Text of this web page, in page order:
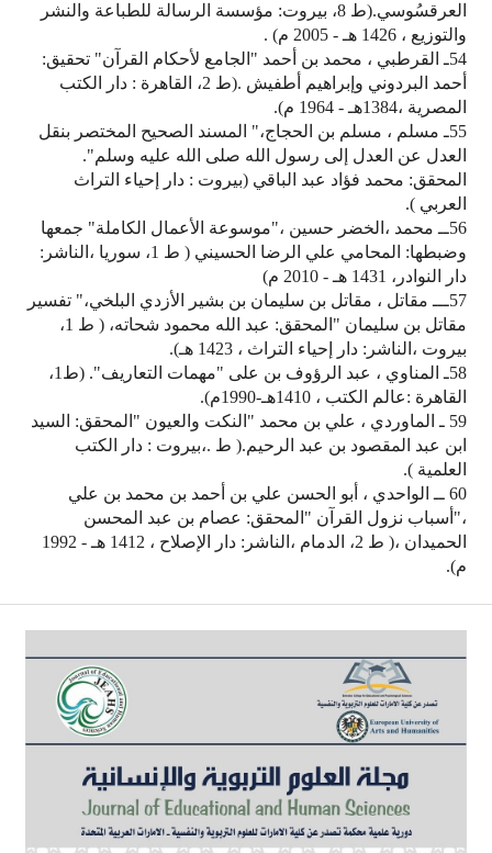
العرقسُوسي.(ط 8، بيروت: مؤسسة الرسالة للطباعة والنشر
والتوزيع ، 1426 هـ - 2005 م) .
54ـ القرطبي ، محمد بن أحمد "الجامع لأحكام القرآن" تحقيق:
أحمد البردوني وإبراهيم أطفيش .(ط 2، القاهرة : دار الكتب
المصرية ،1384هـ - 1964 م).
55ـ مسلم ، مسلم بن الحجاج،" المسند الصحيح المختصر بنقل
العدل عن العدل إلى رسول الله صلى الله عليه وسلم".
المحقق: محمد فؤاد عبد الباقي (بيروت : دار إحياء التراث
العربي ).
56ــ محمد ،الخضر حسين ،"موسوعة الأعمال الكاملة" جمعها
وضبطها: المحامي علي الرضا الحسيني ( ط 1، سوريا ،الناشر:
دار النوادر، 1431 هـ - 2010 م)
57ـــ مقاتل ، مقاتل بن سليمان بن بشير الأزدي البلخي،" تفسير
مقاتل بن سليمان "المحقق: عبد الله محمود شحاته، ( ط 1،
بيروت ،الناشر: دار إحياء التراث ، 1423 هـ).
58ـ المناوي ، عبد الرؤوف بن على "مهمات التعاريف". (ط1،
القاهرة :عالم الكتب ، 1410هـ-1990م).
59 ـ الماوردي ، علي بن محمد "النكت والعيون "المحقق: السيد
ابن عبد المقصود بن عبد الرحيم.( ط .،بيروت : دار الكتب
العلمية ).
60 ــ الواحدي ، أبو الحسن علي بن أحمد بن محمد بن علي
،"أسباب نزول القرآن "المحقق: عصام بن عبد المحسن
الحميدان ،( ط 2، الدمام ،الناشر: دار الإصلاح ، 1412 هـ - 1992
م).